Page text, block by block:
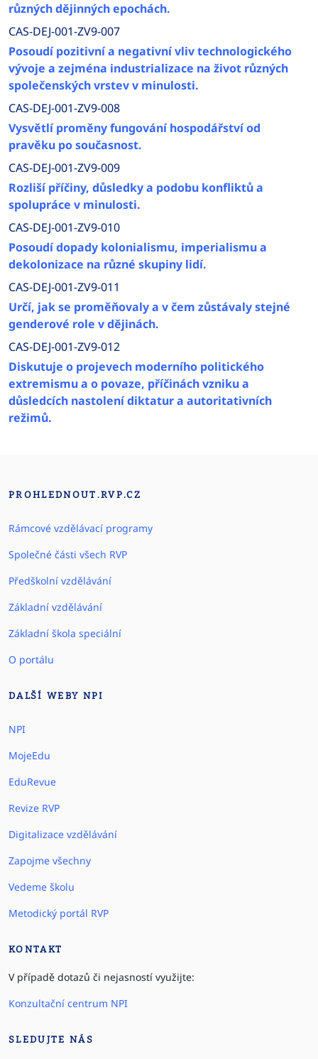
různých dějinných epochách.
CAS-DEJ-001-ZV9-007
Posoudí pozitivní a negativní vliv technologického
vývoje a zejména industrializace na život různých
společenských vrstev v minulosti.
CAS-DEJ-001-ZV9-008
Vysvětlí proměny fungování hospodářství od
pravěku po současnost.
CAS-DEJ-001-ZV9-009
Rozliší příčiny, důsledky a podobu konfliktů a
spolupráce v minulosti.
CAS-DEJ-001-ZV9-010
Posoudí dopady kolonialismu, imperialismu a
dekolonizace na různé skupiny lidí.
CAS-DEJ-001-ZV9-011
Určí, jak se proměňovaly a v čem zůstávaly stejné
genderové role v dějinách.
CAS-DEJ-001-ZV9-012
Diskutuje o projevech moderního politického
extremismu a o povaze, příčinách vzniku a
důsledcích nastolení diktatur a autoritativních
režimů.
PROHLEDNOUT.RVP.CZ
Rámcové vzdělávací programy
Společné části všech RVP
Předškolní vzdělávání
Základní vzdělávání
Základní škola speciální
O portálu
DALŠÍ WEBY NPI
NPI
MojeEdu
EduRevue
Revize RVP
Digitalizace vzdělávání
Zapojme všechny
Vedeme školu
Metodický portál RVP
KONTAKT
V případě dotazů či nejasností využijte:
Konzultační centrum NPI
SLEDUJTE NÁS